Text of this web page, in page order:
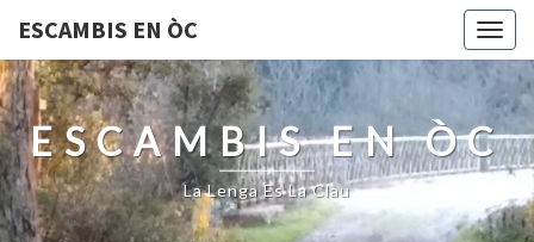
ESCAMBIS EN ÒC
ESCAMBIS EN ÒC
La Lenga Es La Clau